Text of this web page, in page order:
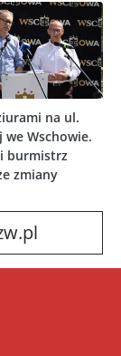
na ul.
we Wschowie.
burmistrz
zmiany